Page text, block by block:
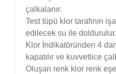
çalkalanır.
Test tüpü klor tarafının
edilecek su ile
Klor İndikatöründen 4
kapatılır ve kuvvetlice
Oluşan renk klor renk